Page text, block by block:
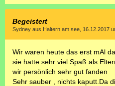
Begeistert
Sydney aus Haltern am see, 16.12.2017
Wir waren heute das erst mAl
sie hatte sehr viel Spaß als
wir persönlich sehr gut fanden
Sehr sauber , nichts kaputt.Da